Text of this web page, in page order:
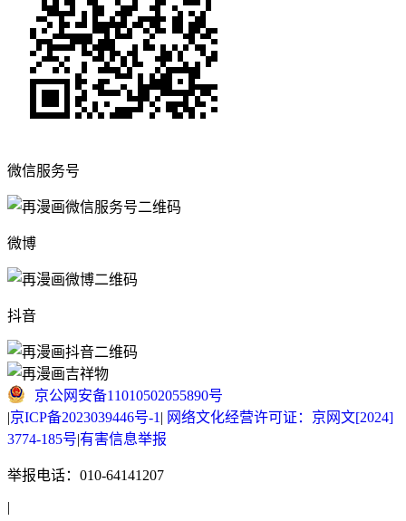
微信服务号
微博
抖音
京公网安备11010502055890号
|京ICP备2023039446号-1 | 网络文化经营许可证：京网文[2024]
3774-185号|有害信息举报
举报电话：010-64141207
|